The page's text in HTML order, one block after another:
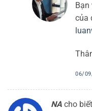
của
06/
NA cho